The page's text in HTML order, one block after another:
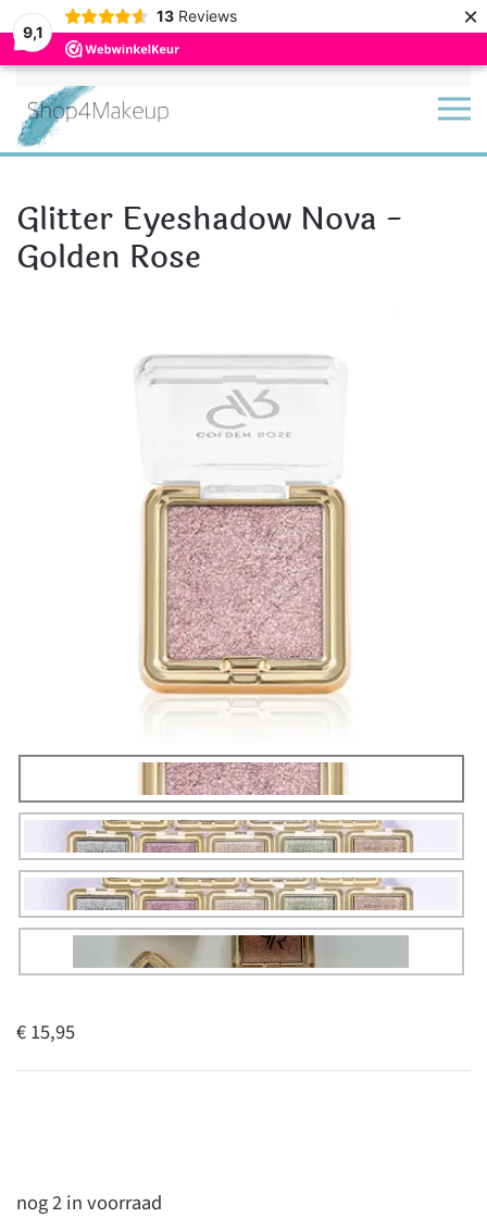
9,1
13 Reviews ×
Terug naar hoofdinhoud
Glitter Eyeshadow Nova -
Golden Rose
€ 15,95
nog 2 in voorraad